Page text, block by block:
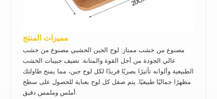
مميزات المنتج
مصنوع من خشب ممتاز: لوح الجبن الخشبي مصنوع من خشب
عالي الجودة من أجل القوة والمتانة. تضيف حبيبات الخشب
الطبيعية وألوانه تأثيرًا بصريًا فريدًا لكل لوح جبن، مما يمنح طاولتك
مظهرًا جماليًا طبيعيًا. يتم صقل كل لوح بعناية للحصول على سطح
أملس وملمس دقيق.